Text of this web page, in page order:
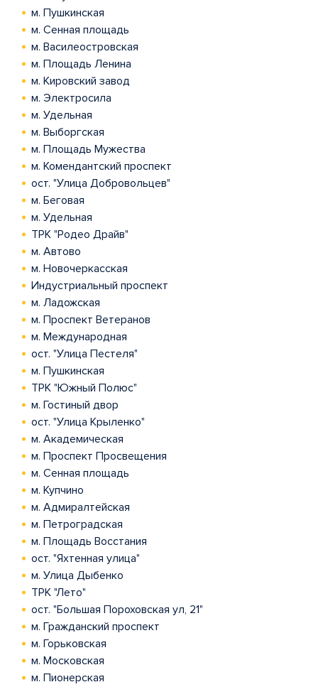
м. Пушкинская
м. Сенная площадь
м. Василеостровская
м. Площадь Ленина
м. Кировский завод
м. Электросила
м. Удельная
м. Выборгская
м. Площадь Мужества
м. Комендантский проспект
ост. "Улица Добровольцев"
м. Беговая
м. Удельная
ТРК "Родео Драйв"
м. Автово
м. Новочеркасская
Индустриальный проспект
м. Ладожская
м. Проспект Ветеранов
м. Международная
ост. "Улица Пестеля"
м. Пушкинская
ТРК "Южный Полюс"
м. Гостиный двор
ост. "Улица Крыленко"
м. Академическая
м. Проспект Просвещения
м. Сенная площадь
м. Купчино
м. Адмиралтейская
м. Петроградская
м. Площадь Восстания
ост. "Яхтенная улица"
м. Улица Дыбенко
ТРК "Лето"
ост. "Большая Пороховская ул, 21"
м. Гражданский проспект
м. Горьковская
м. Московская
м. Пионерская